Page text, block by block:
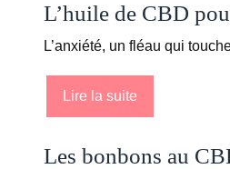
L’huile de CBD
L’anxiété, un fléau qui
Lire la suite
Les bonbons au